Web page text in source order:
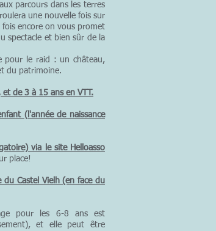
parcours dans les terres
une nouvelle fois sur
encore on vous promet
spectacle et bien sûr de la
pour le raid : un château,
du patrimoine.
de 3 à 15 ans en VTT.
(l'année de naissance
via le site Helloasso
place!
Castel Vielh (en face du
pour les 6-8 ans est
et elle peut être